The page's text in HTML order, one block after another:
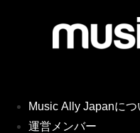
Music Ally Japanにつ
運営メンバー